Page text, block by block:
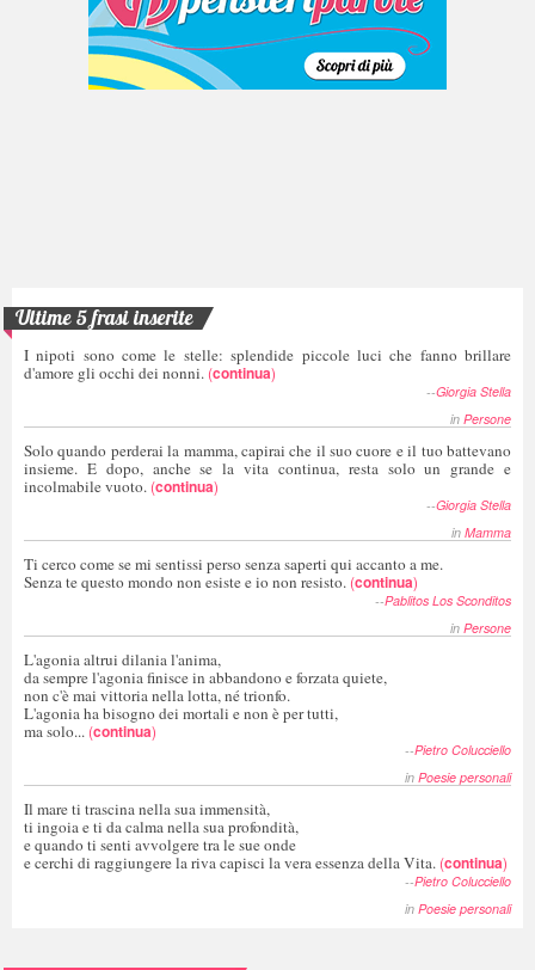
Ultime 5 frasi inserite
I nipoti sono come le stelle: splendide piccole luci che fanno brillare
d'amore gli occhi dei nonni. (continua)
--Giorgia Stella
in Persone
Solo quando perderai la mamma, capirai che il suo cuore e il tuo battevano
insieme. E dopo, anche se la vita continua, resta solo un grande e
incolmabile vuoto. (continua)
--Giorgia Stella
in Mamma
Ti cerco come se mi sentissi perso senza saperti qui accanto a me.
Senza te questo mondo non esiste e io non resisto. (continua)
--Pablitos Los Sconditos
in Persone
L'agonia altrui dilania l'anima,
da sempre l'agonia finisce in abbandono e forzata quiete,
non c'è mai vittoria nella lotta, né trionfo.
L'agonia ha bisogno dei mortali e non è per tutti,
ma solo... (continua)
--Pietro Colucciello
in Poesie personali
Il mare ti trascina nella sua immensità,
ti ingoia e ti da calma nella sua profondità,
e quando ti senti avvolgere tra le sue onde
e cerchi di raggiungere la riva capisci la vera essenza della Vita. (continua)
--Pietro Colucciello
in Poesie personali